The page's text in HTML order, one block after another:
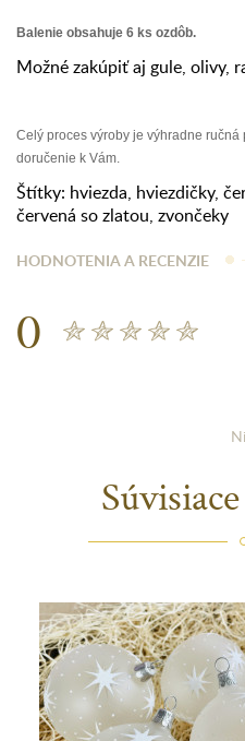
Balenie obsahuje 6 ks ozdôb.
Možné zakúpiť aj gule, olivy,
Celý proces výroby je výhradne
doručenie k Vám.
Štítky: hviezda, hviezdičky,
červená so zlatou, zvončeky
HODNOTENIA A RECENZIE
0